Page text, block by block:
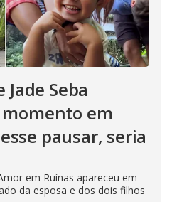
Seba
em
pausar, seria
em Ruínas apareceu em
da esposa e dos dois filhos